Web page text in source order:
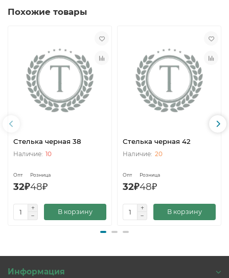
Похожие товары
Стелька черная 38
10
Опт
32₽
Розница
48₽
В корзину
Стелька черная 42
20
Опт
32₽
Розница
48₽
В корзину
Информация